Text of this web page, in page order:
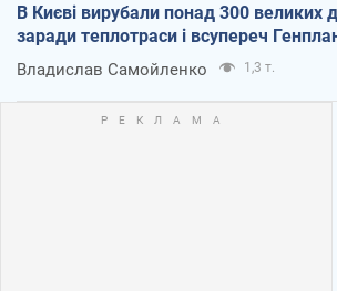
В Києві вирубали понад 300 великих
заради теплотраси і всупереч
Владислав Самойленко 1,3 т.